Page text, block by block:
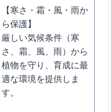
【寒さ・霜・風・雨か
ら保護】
厳しい気候条件（寒
さ、霜、風、雨）から
植物を守り、育成に最
適な環境を提供しま
す。